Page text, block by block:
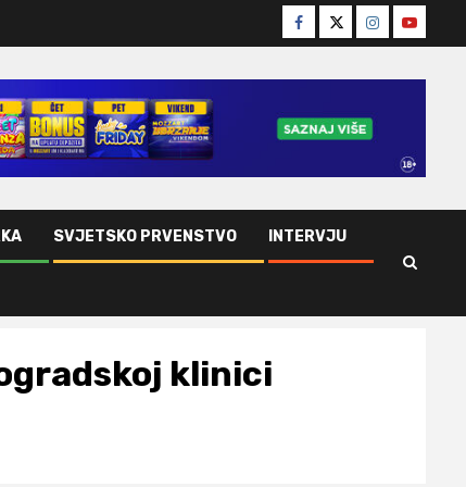
Facebook
TwitterInstagram
Youtube
SVJETSKO PRVENSTVO INTERVJU
klinici